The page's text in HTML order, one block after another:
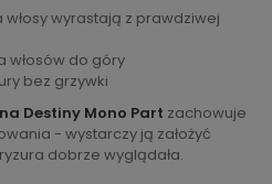
włosy wyrastają z prawdziwej
włosów do góry
bez grzywki
Destiny Mono Part zachowuje
- wystarczy ją założyć
dobrze wyglądała.